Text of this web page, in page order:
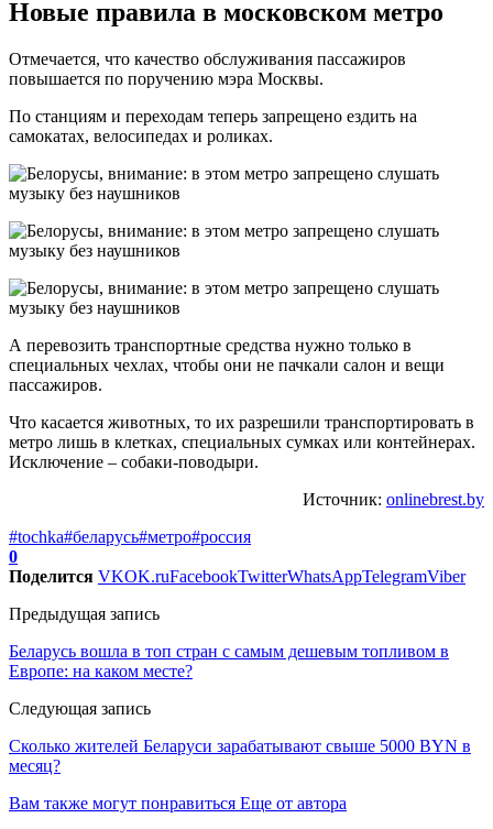
Новые правила в московском метро
Отмечается, что качество обслуживания пассажиров
повышается по поручению мэра Москвы.
По станциям и переходам теперь запрещено ездить на
самокатах, велосипедах и роликах.
А перевозить транспортные средства нужно только в
специальных чехлах, чтобы они не пачкали салон и вещи
пассажиров.
Что касается животных, то их разрешили транспортировать в
метро лишь в клетках, специальных сумках или контейнерах.
Исключение – собаки-поводыри.
Источник: onlinebrest.by
#tochka#беларусь#метро#россия
0
Поделится VKOK.ruFacebookTwitterWhatsAppTelegramViber
Предыдущая запись
Беларусь вошла в топ стран с самым дешевым топливом в
Европе: на каком месте?
Следующая запись
Сколько жителей Беларуси зарабатывают свыше 5000 BYN в
месяц?
Вам также могут понравиться Еще от автора